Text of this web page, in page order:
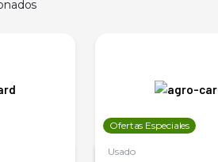
Ofertas Especiales
Usado